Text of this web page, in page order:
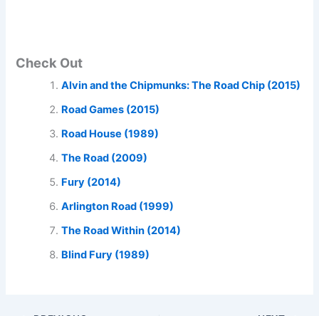
Check Out
Alvin and the Chipmunks: The Road Chip (2015)
Road Games (2015)
Road House (1989)
The Road (2009)
Fury (2014)
Arlington Road (1999)
The Road Within (2014)
Blind Fury (1989)